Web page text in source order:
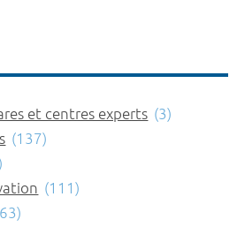
et centres experts (3)
(137)
(111)